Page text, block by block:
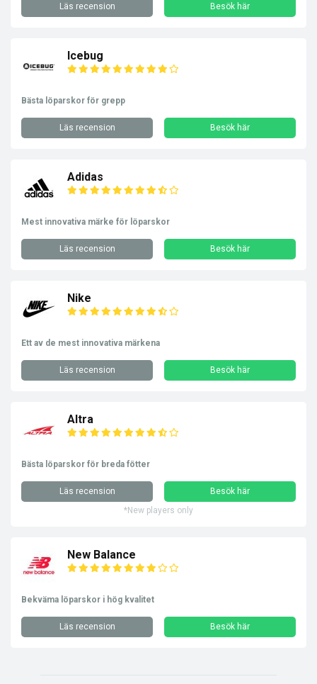
Läs recension Besök här
Icebug
Bästa löparskor för grepp
Läs recension Besök här
Adidas
Mest innovativa märke för löparskor
Läs recension Besök här
Nike
Ett av de mest innovativa märkena
Läs recension Besök här
Altra
Bästa löparskor för breda fötter
Läs recension
Besök här
*New players only
New Balance
Bekväma löparskor i hög kvalitet
Läs recension Besök här